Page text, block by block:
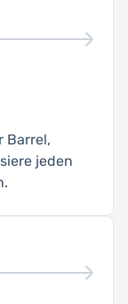
Barrel,
jeden